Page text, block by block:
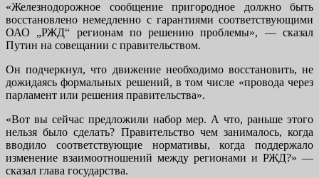
«Железнодорожное сообщение пригородное должно быть
восстановлено немедленно с гарантиями соответствующими
ОАО „РЖД“ регионам по решению проблемы», — сказал
Путин на совещании с правительством.
Он подчеркнул, что движение необходимо восстановить, не
дожидаясь формальных решений, в том числе «провода через
парламент или решения правительства».
«Вот вы сейчас предложили набор мер. А что, раньше этого
нельзя было сделать? Правительство чем занималось, когда
вводило соответствующие нормативы, когда поддержало
изменение взаимоотношений между регионами и РЖД?» —
сказал глава государства.